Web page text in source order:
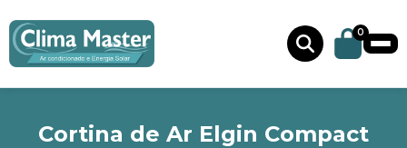
0
Cortina de Ar Elgin Compact